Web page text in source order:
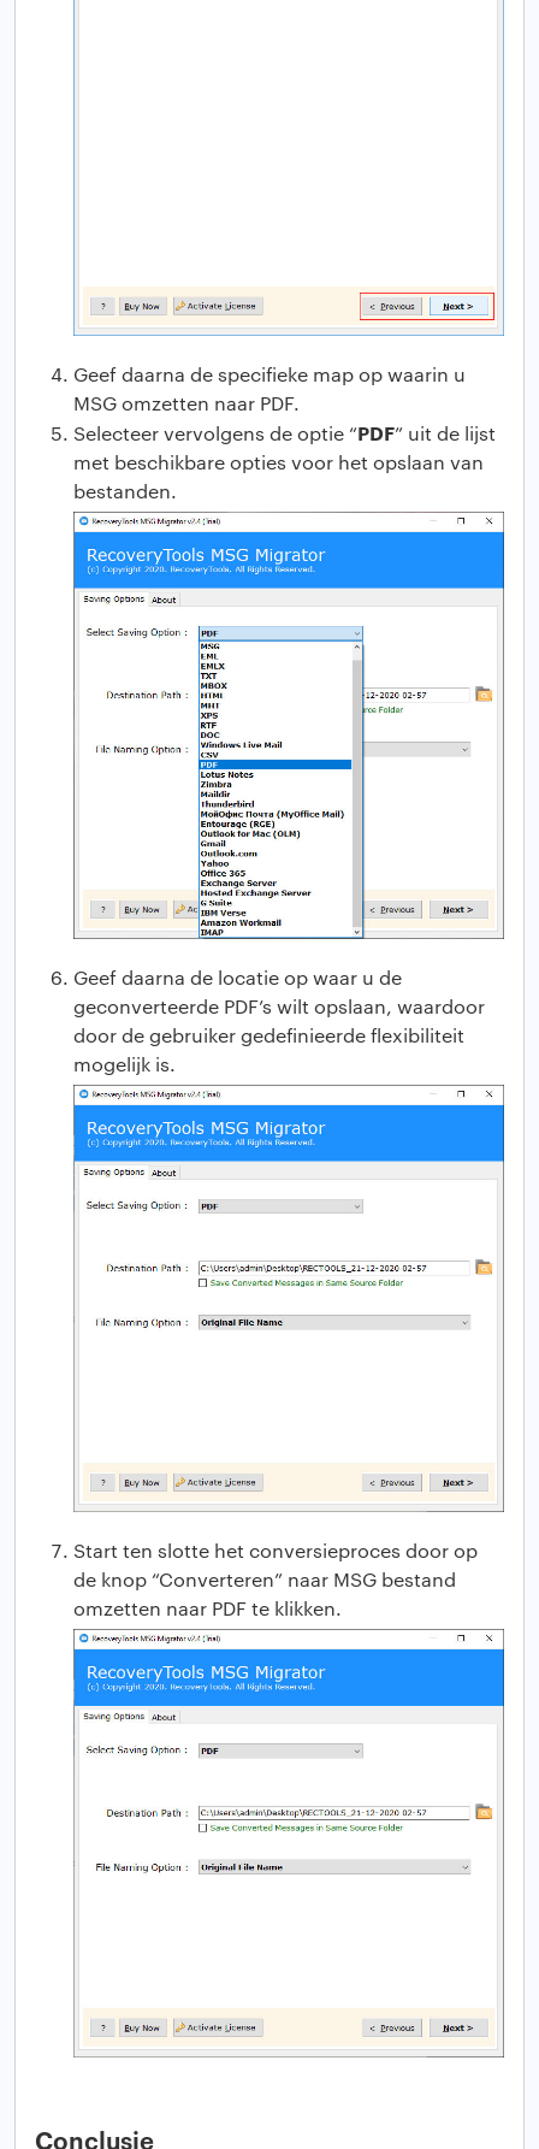
Geef daarna de specifieke map op waarin u
MSG omzetten naar PDF.
Selecteer vervolgens de optie “PDF” uit de lijst
met beschikbare opties voor het opslaan van
bestanden.
Geef daarna de locatie op waar u de
geconverteerde PDF’s wilt opslaan, waardoor
door de gebruiker gedefinieerde flexibiliteit
mogelijk is.
Start ten slotte het conversieproces door op
de knop “Converteren” naar MSG bestand
omzetten naar PDF te klikken.
Conclusie